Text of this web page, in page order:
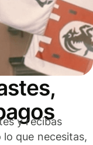
y recibas
que necesitas,